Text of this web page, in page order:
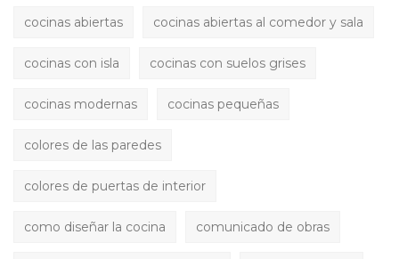
cocinas abiertas cocinas abiertas al comedor y sala
cocinas con isla cocinas con suelos grises
cocinas modernas cocinas pequeñas
colores de las paredes
colores de puertas de interior
como diseñar la cocina comunicado de obras